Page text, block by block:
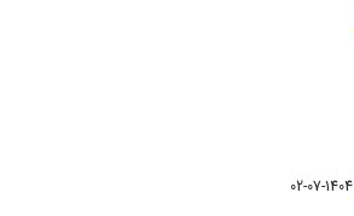
1404-07-02